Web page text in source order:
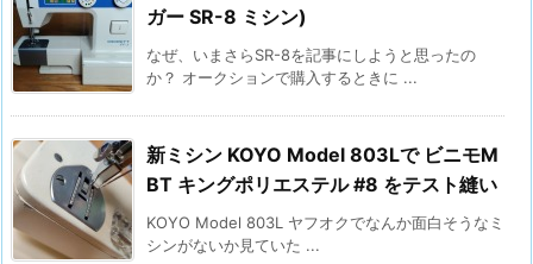
ガー SR-8 ミシン)
なぜ、いまさらSR-8を記事にしようと思ったの
か？ オークションで購入するときに ...
新ミシン KOYO Model 803Lで ビニモM
BT キングポリエステル #8 をテスト縫い
KOYO Model 803L ヤフオクでなんか面白そうなミ
シンがないか見ていた ...